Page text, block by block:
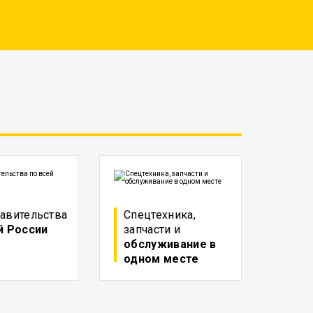
России
Спецтехника,
запчасти и
обслуживание в
одном месте